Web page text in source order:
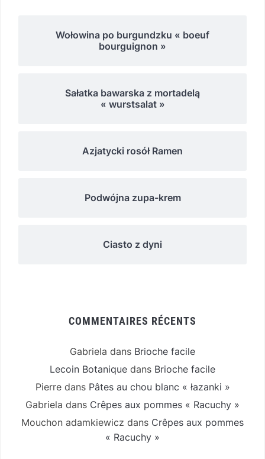
Wołowina po burgundzku « boeuf
bourguignon »
Sałatka bawarska z mortadelą
« wurstsalat »
Azjatycki rosół Ramen
Podwójna zupa-krem
Ciasto z dyni
COMMENTAIRES RÉCENTS
Gabriela dans Brioche facile
Lecoin Botanique dans Brioche facile
Pierredans Pâtes au chou blanc « łazanki »
Gabriela dans Crêpes aux pommes « Racuchy »
Mouchon adamkiewicz dans Crêpes aux pommes
« Racuchy »